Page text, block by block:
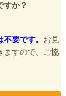
すか？
要です。 お見
ますので、ご協